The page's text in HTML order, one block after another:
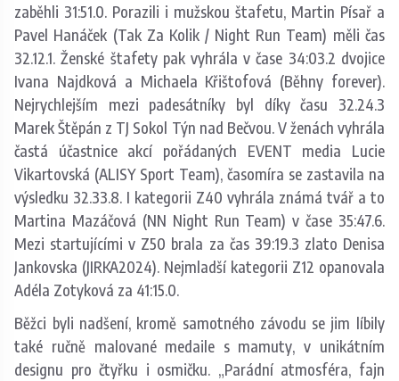
zaběhli 31:51.0. Porazili i mužskou štafetu, Martin Písař a
Pavel Hanáček (Tak Za Kolik / Night Run Team) měli čas
32.12.1. Ženské štafety pak vyhrála v čase 34:03.2 dvojice
Ivana Najdková a Michaela Křištofová (Běhny forever).
Nejrychlejším mezi padesátníky byl díky času 32.24.3
Marek Štěpán z TJ Sokol Týn nad Bečvou. V ženách vyhrála
častá účastnice akcí pořádaných EVENT media Lucie
Vikartovská (ALISY Sport Team), časomíra se zastavila na
výsledku 32.33.8. I kategorii Z40 vyhrála známá tvář a to
Martina Mazáčová (NN Night Run Team) v čase 35:47.6.
Mezi startujícími v Z50 brala za čas 39:19.3 zlato Denisa
Jankovska (JIRKA2024). Nejmladší kategorii Z12 opanovala
Adéla Zotyková za 41:15.0.
Běžci byli nadšení, kromě samotného závodu se jim líbily
také ručně malované medaile s mamuty, v unikátním
designu pro čtyřku i osmičku. „Parádní atmosféra, fajn